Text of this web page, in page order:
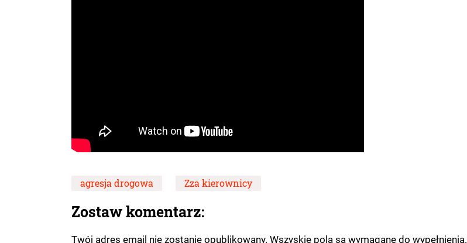
agresja drogowa Zza kierownicy
Zostaw komentarz:
Twój adres email nie zostanie opublikowany. Wszyskie pola są wymagane do wypełnienia.